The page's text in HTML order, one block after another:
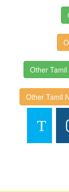
Other
Other Tamil